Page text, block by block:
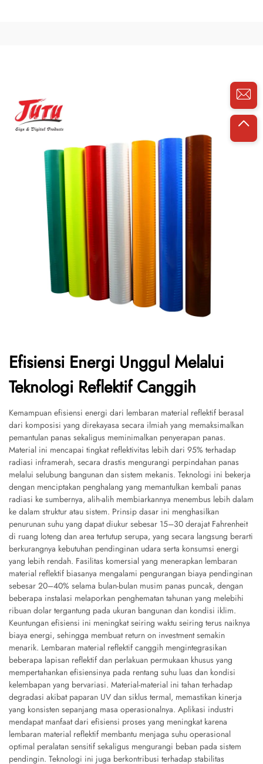
Efisiensi Energi Unggul Melalui
Teknologi Reflektif Canggih
Kemampuan efisiensi energi dari lembaran material reflektif berasal
dari komposisi yang direkayasa secara ilmiah yang memaksimalkan
pemantulan panas sekaligus meminimalkan penyerapan panas.
Material ini mencapai tingkat reflektivitas lebih dari 95% terhadap
radiasi inframerah, secara drastis mengurangi perpindahan panas
melalui selubung bangunan dan sistem mekanis. Teknologi ini bekerja
dengan menciptakan penghalang yang memantulkan kembali panas
radiasi ke sumbernya, alih-alih membiarkannya menembus lebih dalam
ke dalam struktur atau sistem. Prinsip dasar ini menghasilkan
penurunan suhu yang dapat diukur sebesar 15–30 derajat Fahrenheit
di ruang loteng dan area tertutup serupa, yang secara langsung berarti
berkurangnya kebutuhan pendinginan udara serta konsumsi energi
yang lebih rendah. Fasilitas komersial yang menerapkan lembaran
material reflektif biasanya mengalami pengurangan biaya pendinginan
sebesar 20–40% selama bulan-bulan musim panas puncak, dengan
beberapa instalasi melaporkan penghematan tahunan yang melebihi
ribuan dolar tergantung pada ukuran bangunan dan kondisi iklim.
Keuntungan efisiensi ini meningkat seiring waktu seiring terus naiknya
biaya energi, sehingga membuat return on investment semakin
menarik. Lembaran material reflektif canggih mengintegrasikan
beberapa lapisan reflektif dan perlakuan permukaan khusus yang
mempertahankan efisiensinya pada rentang suhu luas dan kondisi
kelembapan yang bervariasi. Material-material ini tahan terhadap
degradasi akibat paparan UV dan siklus termal, memastikan kinerja
yang konsisten sepanjang masa operasionalnya. Aplikasi industri
mendapat manfaat dari efisiensi proses yang meningkat karena
lembaran material reflektif membantu menjaga suhu operasional
optimal peralatan sensitif sekaligus mengurangi beban pada sistem
pendingin. Teknologi ini juga berkontribusi terhadap stabilitas